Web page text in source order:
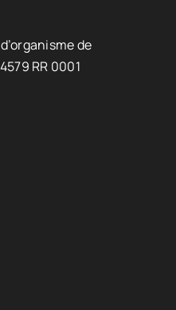
de
RR 0001